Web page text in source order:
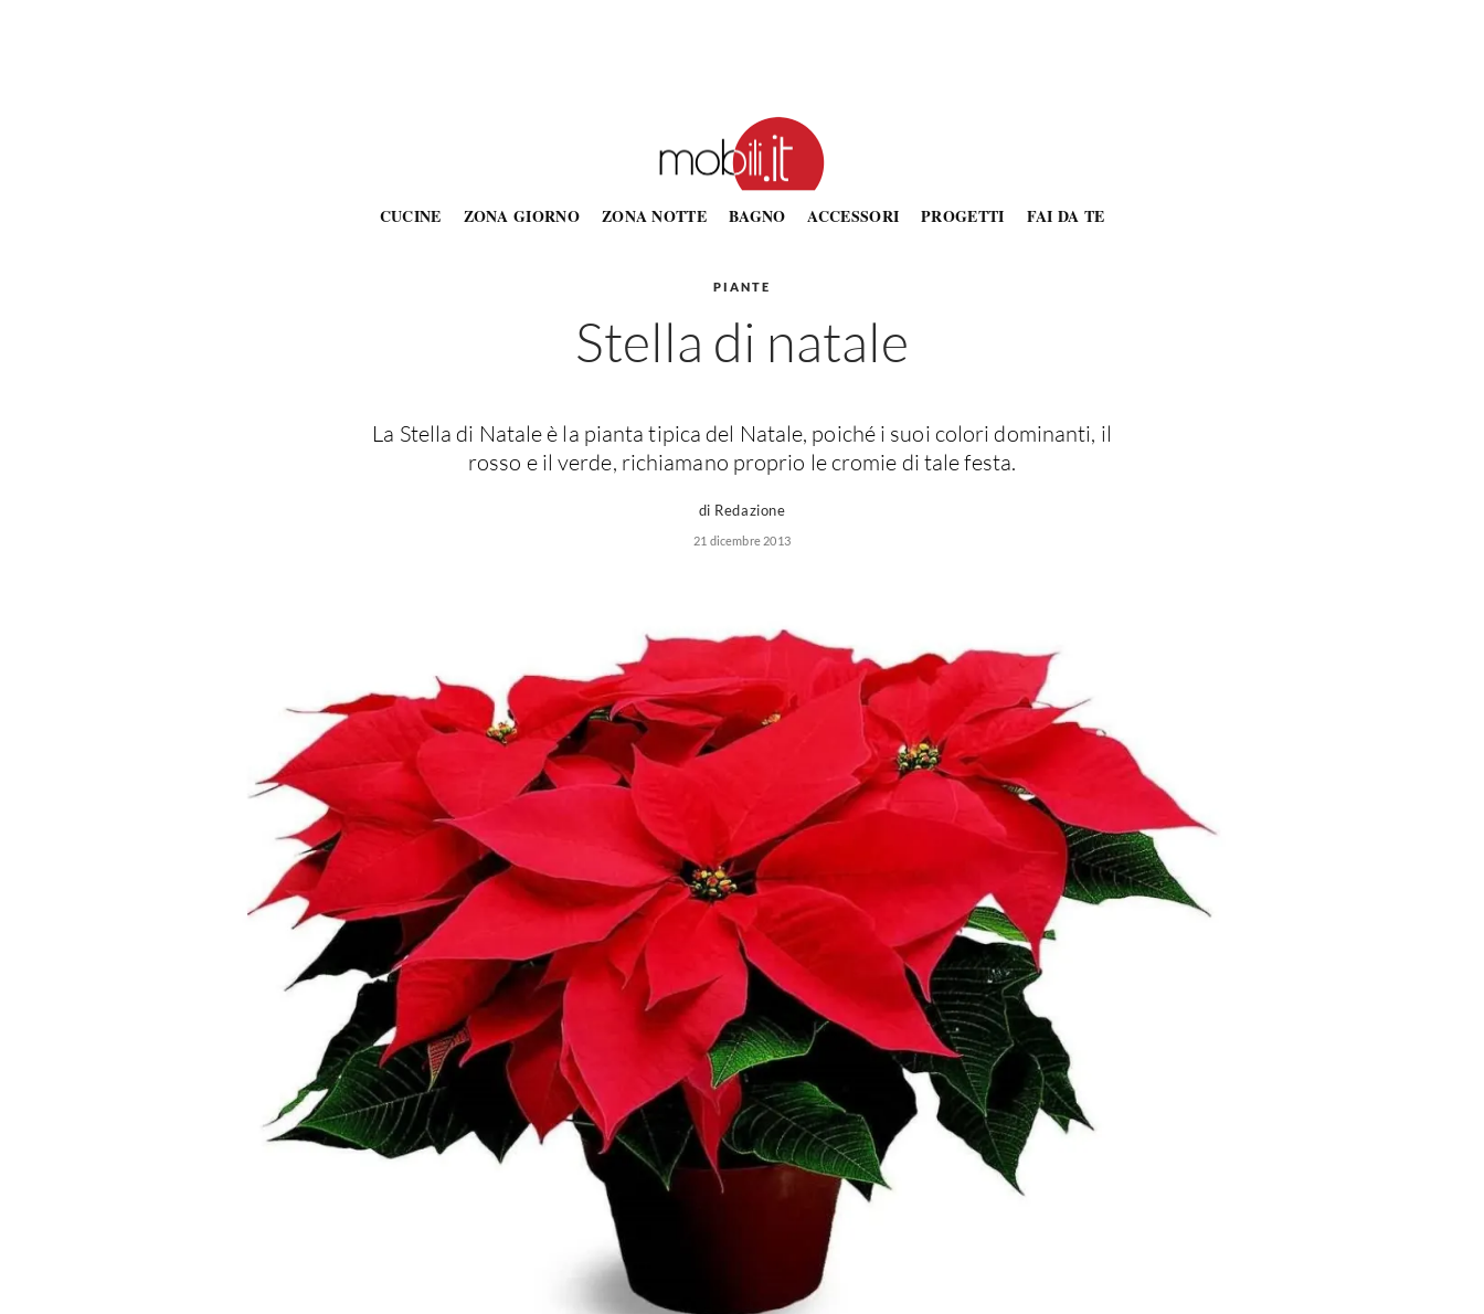
CUCINE ZONA GIORNO ZONA NOTTE BAGNO ACCESSORI PROGETTI FAI DA TE
PIANTE
Stella di natale
La Stella di Natale è la pianta tipica del Natale, poiché i suoi colori dominanti, il
rosso e il verde, richiamano proprio le cromie di tale festa.
di Redazione
21 dicembre 2013